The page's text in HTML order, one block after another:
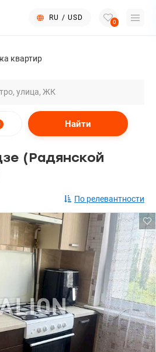
RU / USD
0
квартир
Найти
(Радянской
По релевантности